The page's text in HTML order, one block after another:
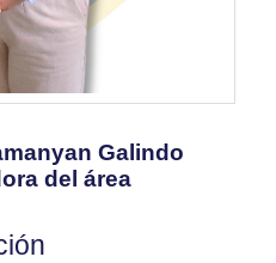
Galindo
del área